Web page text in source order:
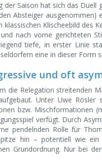
der Saison hat sich das
Absteiger ausgenommen)
klassischen Klischeebild des
nach vorne gerichteten
tiefe, in erster Linie
eine in dieser Form
und oft
die Relegation streitenden
Unter Uwe Rösler
bzw. Mischformationen
verfügt. Durch
pendelnden Rolle für
hin – potentiell wie
Grundordnung. Nur bei